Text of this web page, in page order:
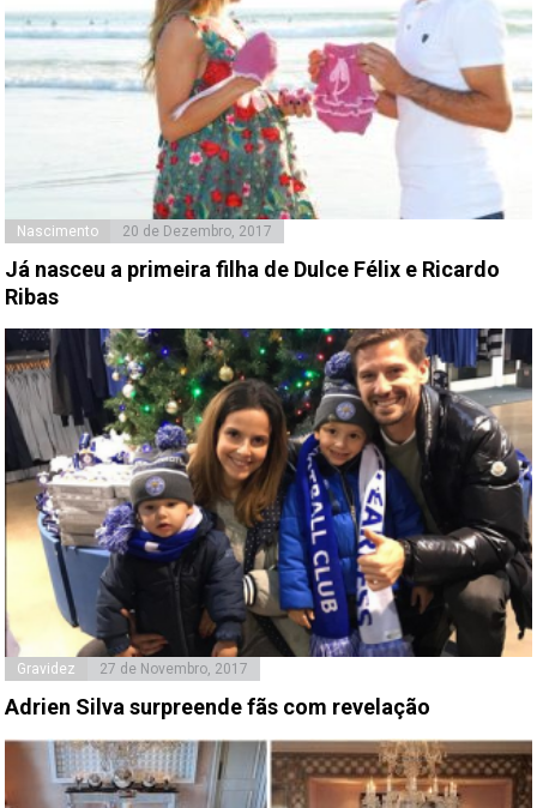
Nascimento 20 de Dezembro, 2017
Já nasceu a primeira filha de Dulce Félix e Ricardo
Ribas
Gravidez 27 de Novembro, 2017
Adrien Silva surpreende fãs com revelação